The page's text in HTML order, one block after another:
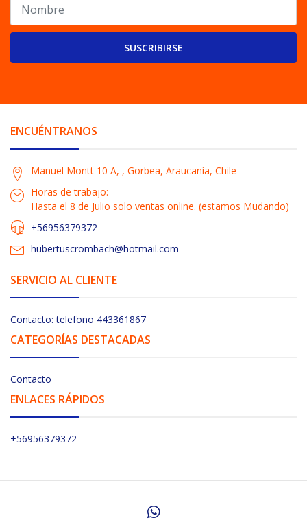
SUSCRIBIRSE
ENCUÉNTRANOS
Manuel Montt 10 A, , Gorbea, Araucanía, Chile
Horas de trabajo:
Hasta el 8 de Julio solo ventas online. (estamos Mudando)
+56956379372
hubertuscrombach@hotmail.com
SERVICIO AL CLIENTE
Contacto: telefono 443361867
CATEGORÍAS DESTACADAS
Contacto
ENLACES RÁPIDOS
+56956379372